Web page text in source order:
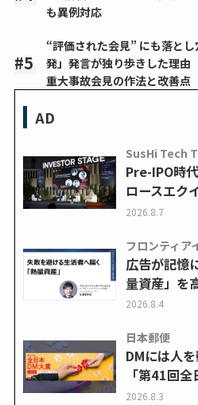
も異例対応
“評価された会見” にも落と
発」発言が独り歩きした理由
重大事故会見の作法と改善点
AD
SusHi Tech
Pre-IPO時
ロースエク
2026.8.7
フロンティア
広告が記憶
量資産」
2026.8.4
日本郵便
DMには人
「第41回
2026.8.3